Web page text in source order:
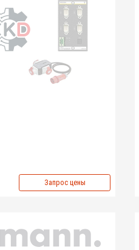
Запрос цены